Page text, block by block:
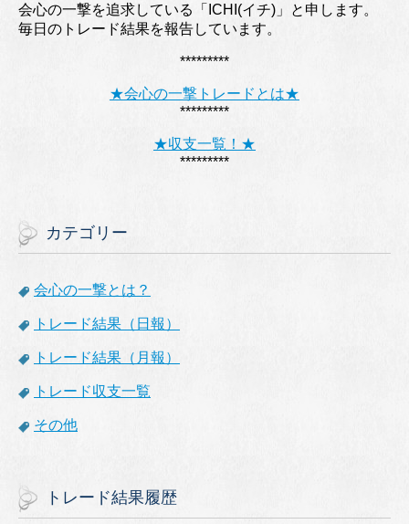
会心の一撃を追求している「ICHI(イチ)」と申します。
毎日のトレード結果を報告しています。
*********
★会心の一撃トレードとは★
*********
★収支一覧！★
*********
カテゴリー
会心の一撃とは？
トレード結果（日報）
トレード結果（月報）
トレード収支一覧
その他
トレード結果履歴